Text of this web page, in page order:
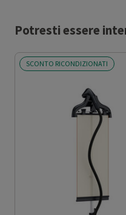
Potresti essere
SCONTO RICONDIZIONATI